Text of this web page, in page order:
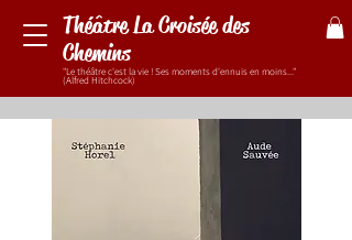
Théâtre La Croisée des
Chemins
"Le théâtre c'est la vie ! Ses moments d'ennuis en moins..."
(Alfred Hitchcock)